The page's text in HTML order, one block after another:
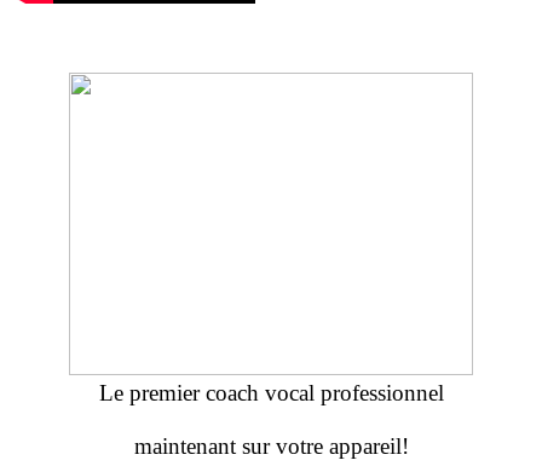
Le premier coach vocal professionnel
maintenant sur votre appareil!